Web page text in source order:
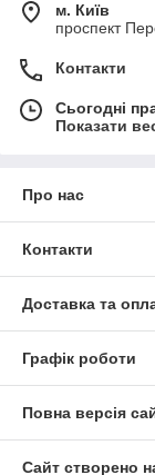
м. Київ
проспект
Контакти
Сьогодні
Показати
Про нас
Контакти
Доставка та
Графік роботи
Повна версія
Сайт створено